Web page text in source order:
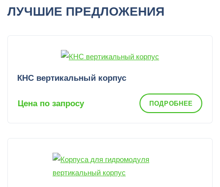
ЛУЧШИЕ ПРЕДЛОЖЕНИЯ
КНС вертикальный корпус
Цена по запросу ПОДРОБНЕЕ